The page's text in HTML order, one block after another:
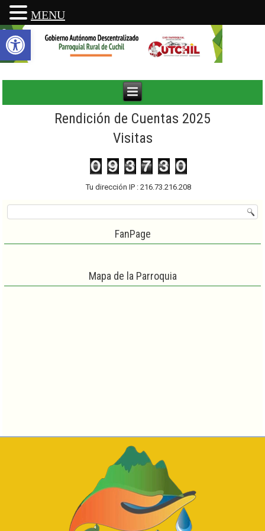
Abrir barra de herramientas
Rendición de Cuentas 2025
Visitas
Tu dirección IP : 216.73.216.208
FanPage
Mapa de la Parroquia
MENU